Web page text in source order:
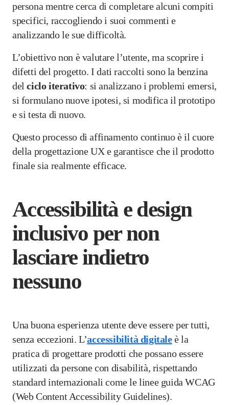
persona mentre cerca di completare alcuni compiti
specifici, raccogliendo i suoi commenti e
analizzando le sue difficoltà.
L’obiettivo non è valutare l’utente, ma scoprire i
difetti del progetto. I dati raccolti sono la benzina
delciclo iterativo: si analizzano i problemi emersi,
si formulano nuove ipotesi, si modifica il prototipo
e si testa di nuovo.
Questo processo di affinamento continuo è il cuore
della progettazione UX e garantisce che il prodotto
finale sia realmente efficace.
Accessibilità e design
inclusivo per non
lasciare indietro
nessuno
Una buona esperienza utente deve essere per tutti,
senza eccezioni. L’accessibilità digitaleè la
pratica di progettare prodotti che possano essere
utilizzati da persone con disabilità, rispettando
standard internazionali come le linee guida WCAG
(Web Content Accessibility Guidelines).